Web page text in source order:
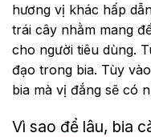
hương vị khác hấp
trái cây nhằm mang
cho người tiêu dùng.
đạo trong bia. Tùy
bia mà vị đắng sẽ có
Vì sao để lâu, bia